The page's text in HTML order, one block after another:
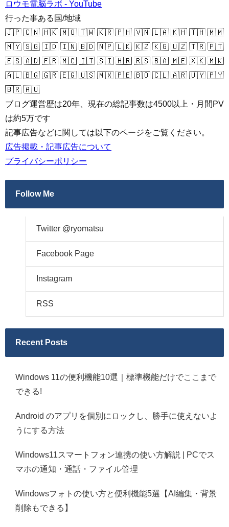
ロウモ電脳ラボ - YouTube
行った事ある国/地域
🇯🇵 🇨🇳 🇭🇰 🇲🇴 🇹🇼 🇰🇷 🇵🇭 🇻🇳 🇱🇦 🇰🇭 🇹🇭 🇲🇲
🇲🇾 🇸🇬 🇮🇩 🇮🇳 🇧🇩 🇳🇵 🇱🇰 🇰🇿 🇰🇬 🇺🇿 🇹🇷 🇵🇹
🇪🇸 🇦🇩 🇫🇷 🇲🇨 🇮🇹 🇸🇮 🇭🇷 🇷🇸 🇧🇦 🇲🇪 🇽🇰 🇲🇰
🇦🇱 🇧🇬 🇬🇷 🇪🇬 🇺🇸 🇲🇽 🇵🇪 🇧🇴 🇨🇱 🇦🇷 🇺🇾 🇵🇾
🇧🇷 🇦🇺
ブログ運営歴は20年、現在の総記事数は4500以上・月間PV
は約5万です
記事広告などに関しては以下のページをご覧ください。
広告掲載・記事広告について
プライバシーポリシー
Follow Me
Twitter @ryomatsu
Facebook Page
Instagram
RSS
Recent Posts
Windows 11の便利機能10選｜標準機能だけでここまで
できる!
Android のアプリを個別にロックし、勝手に使えないよ
うにする方法
Windows11スマートフォン連携の使い方解説 | PCでス
マホの通知・通話・ファイル管理
Windowsフォトの使い方と便利機能5選【AI編集・背景
削除もできる】